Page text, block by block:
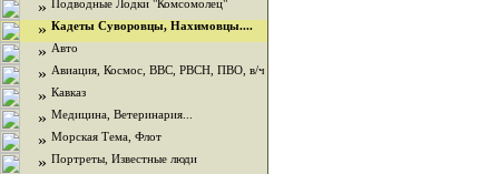
» Подводные Лодки "Комсомолец"
» Кадеты Суворовцы, Нахимовцы....
» Авто
» Авиация, Космос, ВВС, РВСН, ПВО, в/ч
» Кавказ
» Медицина, Ветеринария...
» Морская Тема, Флот
» Портреты, Известные люди